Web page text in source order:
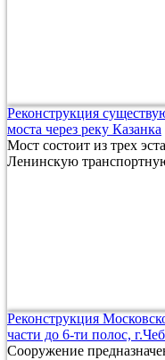
Реконструкция
моста через реку Казанка
Мост состоит из трех
Ленинскую
Реконструкция
части до 6-ти полос,
Сооружение